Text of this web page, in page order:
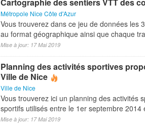
Métropole Nice Côte d'Azur
Vous trouverez dans ce jeu de données les
au format géographique ainsi que chaque
Mise à jour: 17 Mai 2019
Planning des activités sportives
Ville de Nice
Ville de Nice
Vous trouverez ici un planning des activités
sportifs utilisés entre le 1er septembre 2014
Mise à jour: 17 Mai 2019